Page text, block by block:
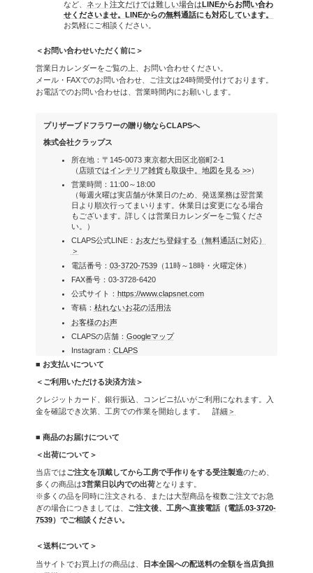
など、 ネット注文だけでは難しい場合はLINEからお問い合わ
せくださいませ。LINEからの無料通話にも対応しています。
お気軽にご相談ください。
＜お問い合わせいただく前に＞
営業日カレンダーをご覧の上、お問い合わせください。
メール・FAXでのお問い合わせ、ご注文は24時間受付けております。
お電話でのお問い合わせは、営業時間内にお願いします。
プリザーブドフラワーの贈り物ならCLAPSへ
株式会社クラップス
所在地：〒145-0073 東京都大田区北嶺町2-1
（ 店頭ではインテリア雑貨も取扱中。地図を見る >>）
営業時間：11:00～18:00
（毎週火曜は実店舗が休業日のため、発送業務は翌営業
日より順次行ってまいります。休業日は変更になる場合
もございます。詳しくは営業日カレンダーをご覧くださ
い。）
CLAPS公式LINE： お友だち登録する（無料通話に対応）
＞
電話番号： 03-3720-7539（11時～18時・火曜定休）
FAX番号：03-3728-6420
公式サイト： https://www.clapsnet.com
寄稿： 枯れないお花の活用法
お客様のお声
CLAPSの店舗： Googleマップ
Instagram： CLAPS
■ お支払いについて
＜ご利用いただける決済方法＞
クレジットカード、銀行振込、コンビニ払いがご利用になれます。入
金を確認でき次第、工房での作業を開始します。 詳細＞
■ 商品のお届けについて
＜出荷について＞
当店ではご注文を頂戴してから工房で手作りをする受注製造のため、
多くの商品は3営業日以内での出荷となります。
※多くの品を同時に注文される、または大型商品を複数ご注文でお急
ぎの場合につきましては、 ご注文後、工房へ直接電話（電話.03-3720-
7539）でご相談ください。
＜送料について＞
当サイトでお買上げの商品は、
日本全国への配送料の全額を当店負担